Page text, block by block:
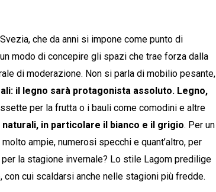
che da anni si impone come punto di
modo di concepire gli spazi che trae forza dalla
di moderazione. Non si parla di mobilio pesante,
il legno sarà protagonista assoluto. Legno,
per la frutta o i bauli come comodini e altre
in particolare il bianco e il grigio. Per un
ampie, numerosi specchi e quant’altro, per
la stagione invernale? Lo stile Lagom predilige
cui scaldarsi anche nelle stagioni più fredde.